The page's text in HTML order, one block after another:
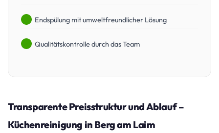
Endspülung mit umweltfreundlicher Lösung
Qualitätskontrolle durch das Team
Transparente Preisstruktur und Ablauf –
Küchenreinigung in Berg am Laim